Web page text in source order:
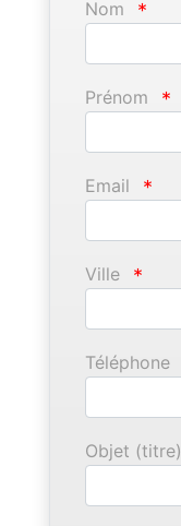
Nom *
Prénom *
Email *
Ville *
Téléphone
Objet (titre)